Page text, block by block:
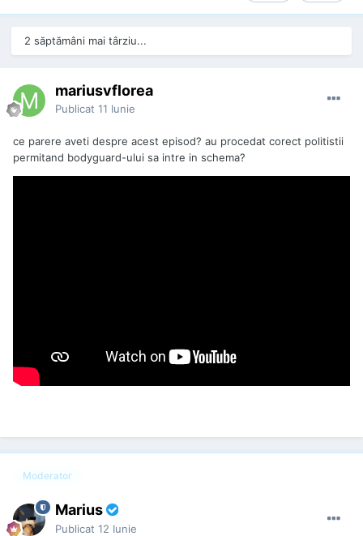
2 săptămâni mai târziu...
mariusvflorea
Publicat 11 Iunie
ce parere aveti despre acest episod? au procedat corect politistii
permitand bodyguard-ului sa intre in schema?
Moderator
Marius
Publicat 12 Iunie